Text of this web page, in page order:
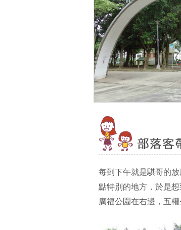
每到下午就是騏哥的
點特別的地方，於是想
廣福公園在右邊，五